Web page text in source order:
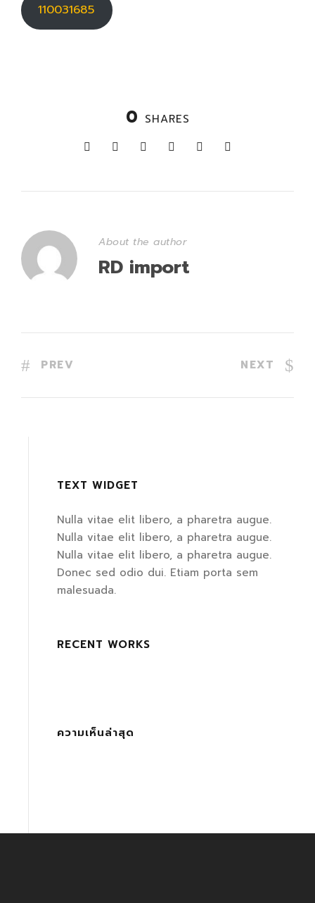
110031685
0 SHARES
About the author
RD import
PREV NEXT
TEXT WIDGET
Nulla vitae elit libero, a pharetra augue.
Nulla vitae elit libero, a pharetra augue.
Nulla vitae elit libero, a pharetra augue.
Donec sed odio dui. Etiam porta sem
malesuada.
RECENT WORKS
ความเห็นล่าสุด